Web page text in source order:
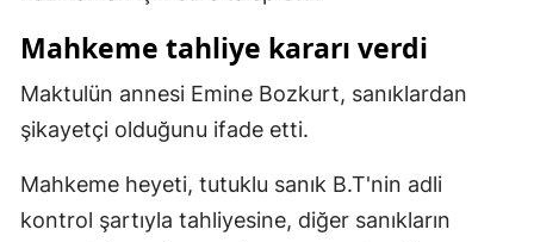
Tekirdağ
Tokat
Trabzon
Tunceli
Mahkeme tahliye kararı verdi
Maktulün annesi Emine Bozkurt, sanıklardan
şikayetçi olduğunu ifade etti.
Mahkeme heyeti, tutuklu sanık B.T'nin adli
kontrol şartıyla tahliyesine, diğer sanıkların